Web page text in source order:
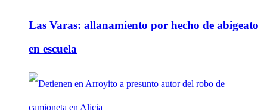
Las Varas: allanamiento por hecho de abigeato
en escuela